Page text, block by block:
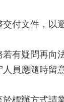
付文件，以
有疑問再向
員應隨時留
標辦方式請